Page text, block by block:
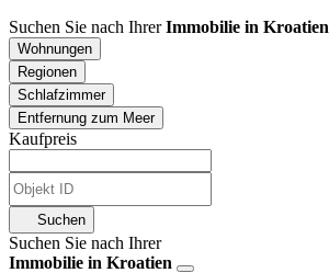
Suchen Sie nach IhrerImmobilie in Kroatien
Wohnungen
Regionen
Schlafzimmer
Entfernung zum Meer
Kaufpreis
Suchen
Suchen Sie nach Ihrer
Immobilie in Kroatien